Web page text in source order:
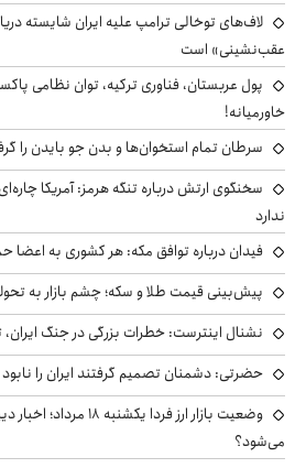
لاف‌های توخالی ترامپ علیه ایران شایسته
عقب‌نشینی» است
پول عربستان، فناوری ترکیه، توان نظامی
خاورمیانه!
سرطان تمام استخوان‌ها و بدن جو بایدن را
سخنگوی ارتش درباره تنگه هرمز: آمریکا
ندارد
فیدان درباره توافق مکه: هر کشوری به
پیش‌بینی قیمت طلا و سکه؛ چشم بازار به
نشنال اینترست: خطرات بزرگی در جنگ ایران،
حضرتی: دشمنان تصمیم گرفتند ایران را نابود
وضعیت بازار ارز فردا
می‌شود؟